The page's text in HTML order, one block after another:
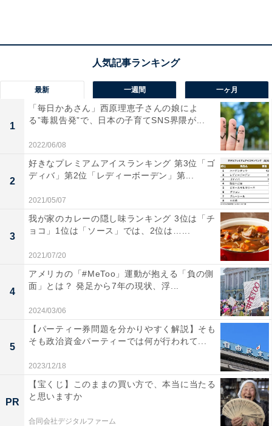
2位は四季折々の自然を満喫できる「長野県安曇野
市」
長野県のほぼ中央に位置する「安曇野市」。豊かに広が
る田園風景と、雄大な北アルプスの景観が魅力のエリア
です。都市部や山間部のどちらにもアクセスしやすい点
や、夏場でも比較的涼しい気候であることから移住希望
者も多いです。甲信越版の「住みここち（自治体）ラン
最新 一週間 一ヶ月
1
「毎日かあさん」西原理恵子さんの娘によ
る”毒親告発”で、日本の子育てSNS界隈が...
2022/06/08
2
好きなプレミアムアイスランキング 第3位「ゴ
ディバ」第2位「レディーボーデン」第...
2021/05/07
3
我が家のカレーの隠し味ランキング 3位は「チ
ョコ」1位は「ソース」では、2位は…...
2021/07/20
4
アメリカの「#MeToo」運動が抱える「負の側
面」とは？ 発足から7年の現状、浮...
2024/03/06
5
【パーティー券問題を分かりやすく解説】そも
そも政治資金パーティーでは何が行われて...
2023/12/18
PR
【宝くじ】このままの買い方で、本当に当たる
と思いますか
合同会社デジタルファーム